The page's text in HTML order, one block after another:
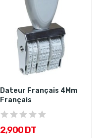
Dateur Français 4Mm
Français
2,900 DT